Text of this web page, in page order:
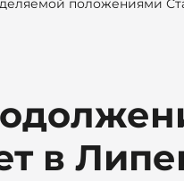
положениями
в